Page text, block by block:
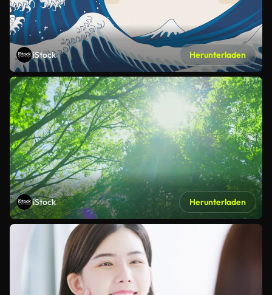
iStock Herunterladen
iStock Herunterladen